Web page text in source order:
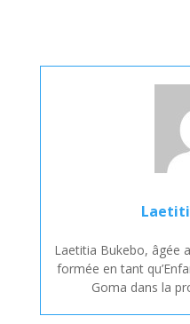
Laetitia Bukebo, âgée
formée en tant
Goma dans la